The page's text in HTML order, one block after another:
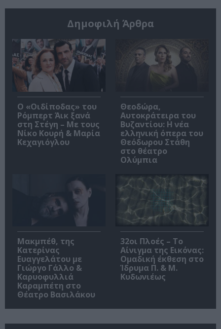
Δημοφιλή Άρθρα
O «Οιδίποδας» του
Ρόμπερτ Άικ ξανά
στη Στέγη – Με τους
Νίκο Κουρή & Μαρία
Κεχαγιόγλου
Θεοδώρα,
Αυτοκράτειρα του
Βυζαντίου: Η νέα
ελληνική όπερα του
Θεόδωρου Στάθη
στο θέατρο
Ολύμπια
Μακμπέθ, της
Κατερίνας
Ευαγγελάτου με
Γιώργο Γάλλο &
Καρυοφυλλιά
Καραμπέτη στο
Θέατρο Βασιλάκου
32οι Πλοές – Το
Αίνιγμα της Εικόνας:
Ομαδική έκθεση στο
Ίδρυμα Π. & Μ.
Κυδωνιέως